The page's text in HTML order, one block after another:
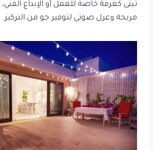
تُبنى كغرفة خاصة للعمل أو الإبداع
مريحة وعزل صوتي لتوفير جو من التركيز.